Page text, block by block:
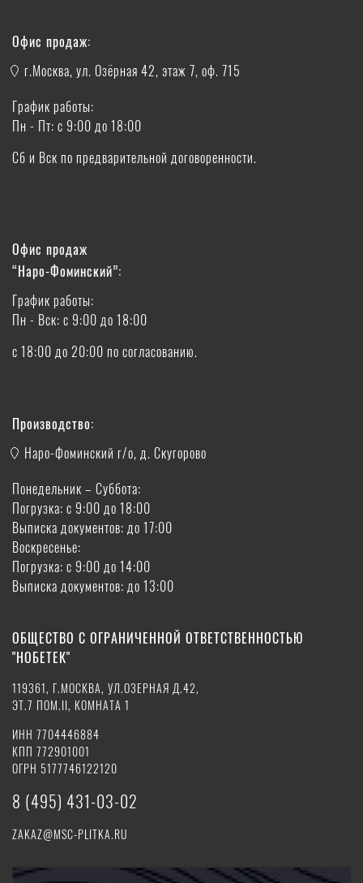
Офис продаж:
г.Москва, ул. Озёрная 42, этаж 7, оф. 715
График работы:
Пн - Пт: с 9:00 до 18:00
Сб и Вск по предварительной договоренности.
Офис продаж
“Наро-Фоминский”:
График работы:
Пн - Вск: с 9:00 до 18:00
с 18:00 до 20:00 по согласованию.
Производство:
Наро-Фоминский г/о, д. Скугорово
Понедельник – Суббота:
Погрузка: с 9:00 до 18:00
Выписка документов: до 17:00
Воскресенье:
Погрузка: с 9:00 до 14:00
Выписка документов: до 13:00
ОБЩЕСТВО С ОГРАНИЧЕННОЙ ОТВЕТСТВЕННОСТЬЮ
"НОБЕТЕК"
119361, Г.МОСКВА, УЛ.ОЗЕРНАЯ Д.42,
ЭТ.7 ПОМ.II, КОМНАТА 1
ИНН 7704446884
КПП 772901001
ОГРН 5177746122120
8 (495) 431-03-02
ZAKAZ@MSC-PLITKA.RU